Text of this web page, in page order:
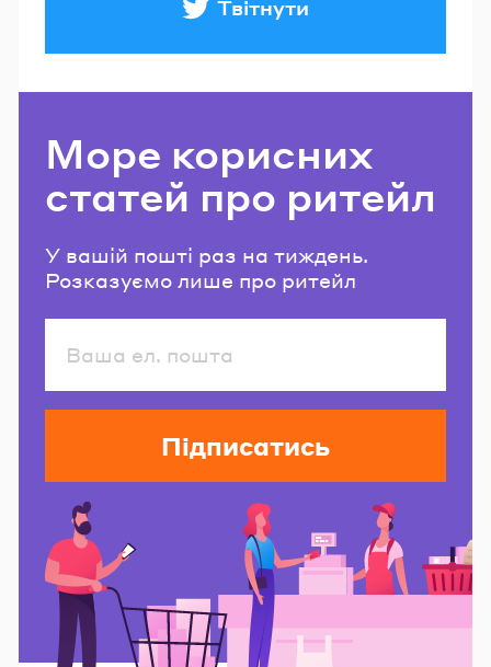
Твітнути
Море корисних
статей про ритейл
У вашій пошті раз на тиждень.
Розказуємо лише про ритейл
Підписатись